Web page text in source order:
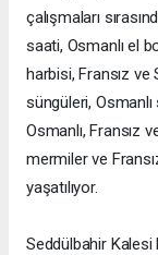
çalışmaları
saati, Osmanlı el
harbisi, Fransız ve
süngüleri, Osmanlı
Osmanlı, Fransız
mermiler ve
yaşatılıyor.
Seddülbahir